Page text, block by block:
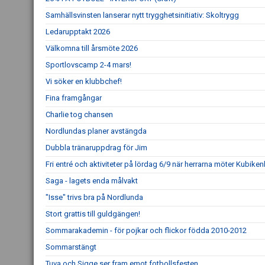
Samhällsvinsten lanserar nytt trygghetsinitiativ: Skoltrygg
Ledarupptakt 2026
Välkomna till årsmöte 2026
Sportlovscamp 2-4 mars!
Vi söker en klubbchef!
Fina framgångar
Charlie tog chansen
Nordlundas planer avstängda
Dubbla tränaruppdrag för Jim
Fri entré och aktiviteter på lördag 6/9 när herrarna möter
Saga - lagets enda målvakt
"Isse" trivs bra på Nordlunda
Stort grattis till guldgängen!
Sommarakademin - för pojkar och flickor födda 2010-2012
Sommarstängt